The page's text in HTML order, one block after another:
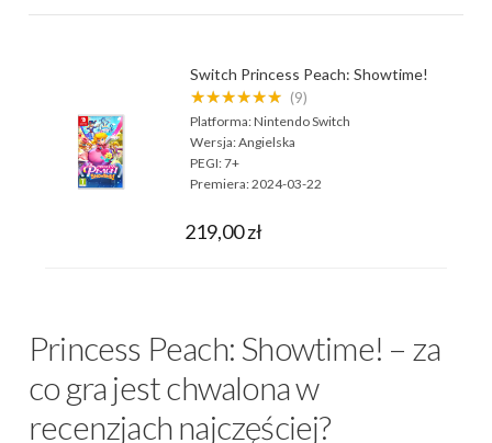
Switch Princess Peach: Showtime!
★★★★★★ (9)
Platforma:Nintendo Switch
Wersja:Angielska
PEGI:7+
Premiera:2024-03-22
219,00 zł
Princess Peach: Showtime! – za
co gra jest chwalona w
recenzjach najczęściej?